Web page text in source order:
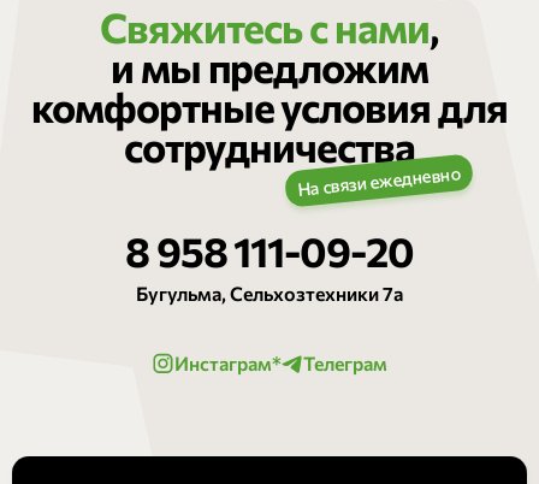
Свяжитесь с нами,
и мы предложим
комфортные условия для
сотрудничества
8 958 111-09-20
Бугульма, Сельхозтехники 7а
Инстаграм* Телеграм